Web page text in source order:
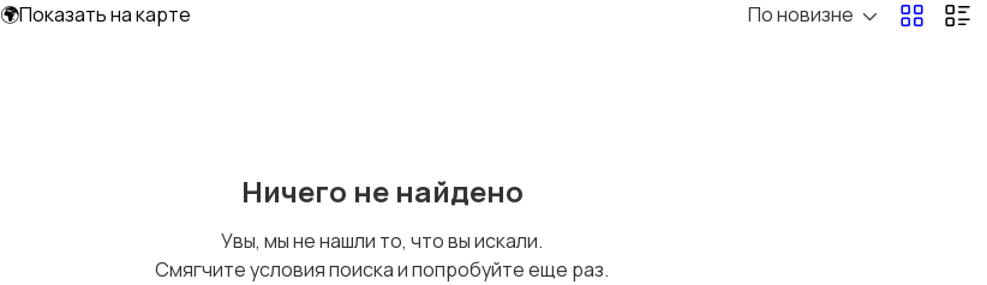
🌍Показать на карте По новизне
Ничего не найдено
Увы, мы не нашли то, что вы искали.
Смягчите условия поиска и попробуйте еще раз.